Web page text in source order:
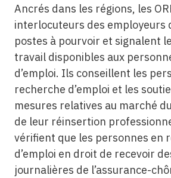
Ancrés dans les régions, les
interlocuteurs des employeurs
postes à pourvoir et signalent
travail disponibles aux
d’emploi. Ils conseillent les
recherche d’emploi et les
mesures relatives au marché
de leur réinsertion
vérifient que les personnes en
d’emploi en droit de recevoir
journalières de l’assurance-